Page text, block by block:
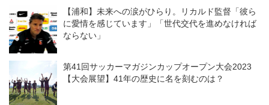
【浦和】未来への涙がひらり。リカルド監督「彼ら
に愛情を感じています」「世代交代を進めなければ
ならない」
第41回サッカーマガジンカップオープン大会2023
【大会展望】41年の歴史に名を刻むのは？